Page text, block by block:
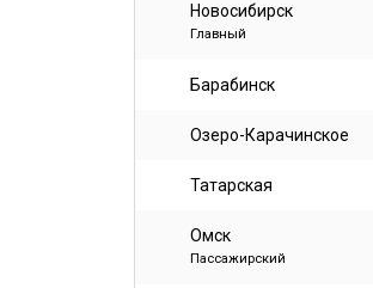
Новосибирск
Главный
Барабинск
Озеро-Карачинское
Татарская
Омск
Пассажирский